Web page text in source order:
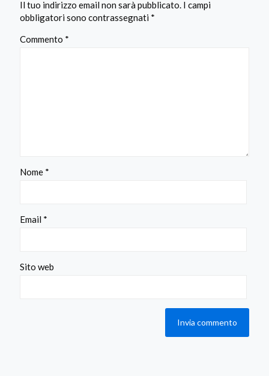
Il tuo indirizzo email non sarà pubblicato. I campi
obbligatori sono contrassegnati *
Commento *
Nome *
Email *
Sito web